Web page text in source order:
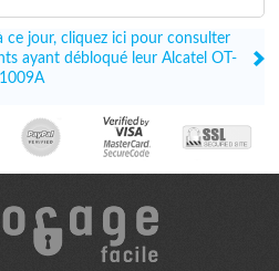
ce jour, cliquez ici pour consulter
ayant débloqué leur Alcatel OT-
1009A